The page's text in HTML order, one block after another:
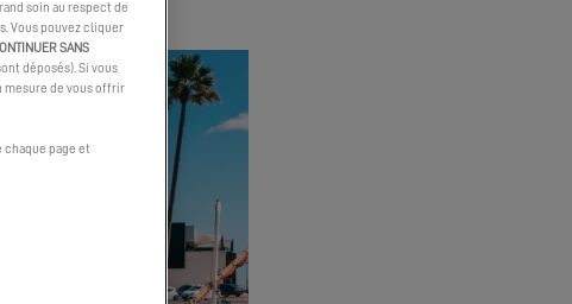
soin au respect de
Vous pouvez cliquer
SANS
déposés). Si vous
mesure de vous offrir
chaque page et